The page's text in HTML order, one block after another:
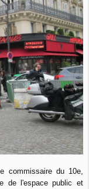
commissaire du 10e,
de l'espace public et